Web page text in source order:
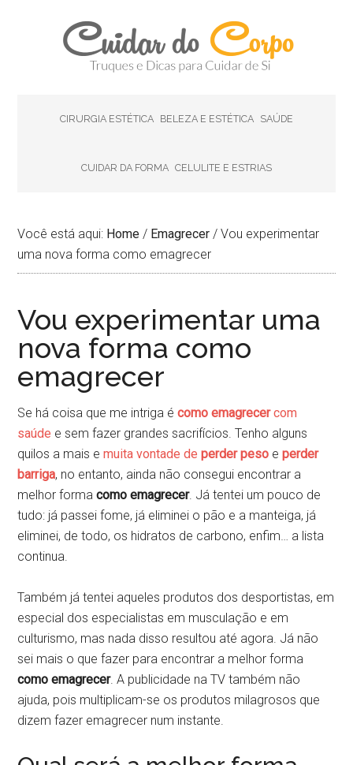
CIRURGIA ESTÉTICA BELEZA E ESTÉTICA SAÚDE
CUIDAR DA FORMA CELULITE E ESTRIAS
Você está aqui: Home / Emagrecer / Vou experimentar
uma nova forma como emagrecer
Vou experimentar uma
nova forma como
emagrecer
Se há coisa que me intriga écomo emagrecercom
saúde e sem fazer grandes sacrifícios. Tenho alguns
quilos a mais emuita vontade deperder peso eperder
barriga, no entanto, ainda não consegui encontrar a
melhor formacomo emagrecer. Já tentei um pouco de
tudo: já passei fome, já eliminei o pão e a manteiga, já
eliminei, de todo, os hidratos de carbono, enfim… a lista
continua.
Também já tentei aqueles produtos dos desportistas, em
especial dos especialistas em musculação e em
culturismo, mas nada disso resultou até agora. Já não
sei mais o que fazer para encontrar a melhor forma
como emagrecer. A publicidade na TV também não
ajuda, pois multiplicam-se os produtos milagrosos que
dizem fazer emagrecer num instante.